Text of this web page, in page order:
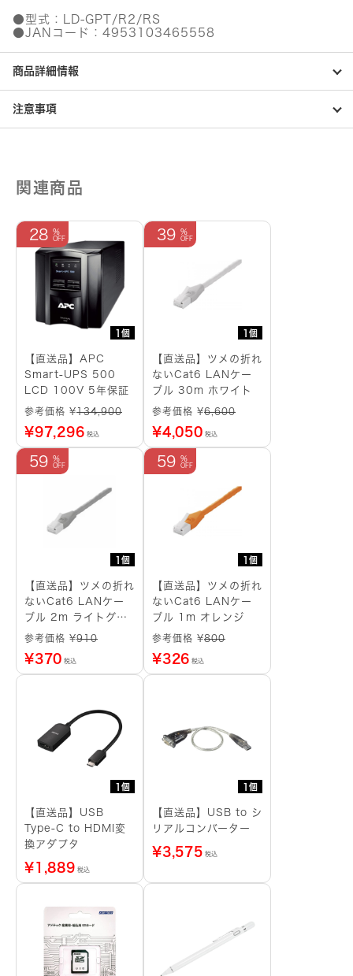
様
個
●型式：LD-GPT/R2/RS
●JANコード：4953103465558
商品詳細情報
注意事項
関連商品
1個
28
【直送品】APC
Smart-UPS 500
LCD 100V 5年保証
参考価格 ¥134,900
¥97,296 税込
1個
39
【直送品】ツメの折れ
ないCat6 LANケー
ブル 30m ホワイト
参考価格 ¥6,600
¥4,050 税込
1個
59
【直送品】ツメの折れ
ないCat6 LANケー
ブル 2m ライトグレ
ー
参考価格 ¥910
¥370 税込
1個
59
【直送品】ツメの折れ
ないCat6 LANケー
ブル 1m オレンジ
参考価格 ¥800
¥326 税込
1個
【直送品】USB
Type-C to HDMI変
換アダプタ
¥1,889 税込
1個
【直送品】USB to シ
リアルコンバーター
¥3,575 税込